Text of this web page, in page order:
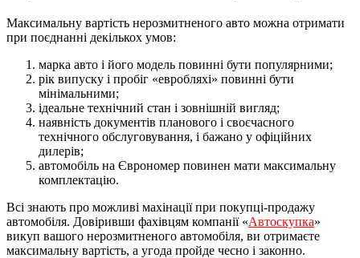
Максимальну вартість нерозмитненого авто можна отримати
при поєднанні декількох умов:
марка авто і його модель повинні бути популярними;
рік випуску і пробіг «евробляхі» повинні бути
мінімальними;
ідеальне технічний стан і зовнішній вигляд;
наявність документів планового і своєчасного
технічного обслуговування, і бажано у офіційних
дилерів;
автомобіль на Єврономер повинен мати максимальну
комплектацію.
Всі знають про можливі махінації при покупці-продажу
автомобіля. Довіривши фахівцям компанії «Автоскупка»
викуп вашого нерозмитненого автомобіля, ви отримаєте
максимальну вартість, а угода пройде чесно і законно.